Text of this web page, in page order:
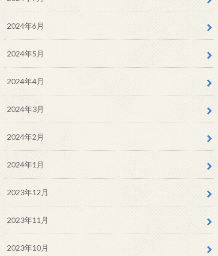
2024年6月
2024年5月
2024年4月
2024年3月
2024年2月
2024年1月
2023年12月
2023年11月
2023年10月